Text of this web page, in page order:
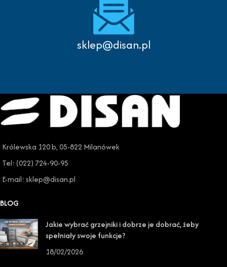
sklep@disan.pl
Królewska 120 b, 05-822 Milanówek
Tel: (022) 724-90-95
E-mail: sklep@disan.pl
BLOG
Jakie wybrać grzejniki i dobrze je dobrać, żeby
spełniały swoje funkcje?
18/02/2026